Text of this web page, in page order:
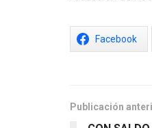
Facebook
Publicación